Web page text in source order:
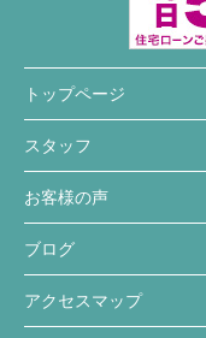
トップページ
スタッフ
お客様の声
ブログ
アクセスマップ